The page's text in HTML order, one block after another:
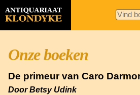
Onze boeken
De primeur van Caro
Door Betsy Udink